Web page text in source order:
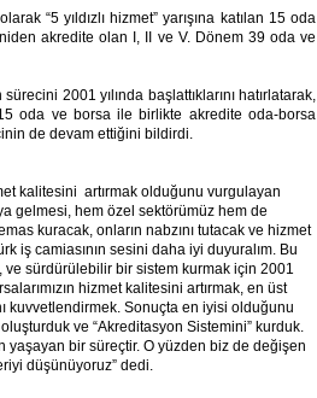
“5 yıldızlı hizmet” yarışına katılan 15 oda
akredite olan I, II ve V. Dönem 39 oda ve
2001 yılında başlattıklarını hatırlatarak,
oda ve borsa ile birlikte akredite oda-borsa
de devam ettiğini bildirdi.
kalitesini artırmak olduğunu vurgulayan
gelmesi, hem özel sektörümüz hem de
kuracak, onların nabzını tutacak ve hizmet
iş camiasının sesini daha iyi duyuralım. Bu
ve sürdürülebilir bir sistem kurmak için 2001
hizmet kalitesini artırmak, en üst
kuvvetlendirmek. Sonuçta en iyisi olduğunu
ve “Akreditasyon Sistemini” kurduk.
yaşayan bir süreçtir. O yüzden biz de değişen
düşünüyoruz” dedi.